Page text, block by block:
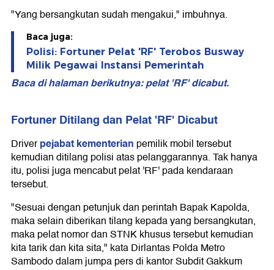
"Yang bersangkutan sudah mengakui," imbuhnya.
Baca juga:
Polisi: Fortuner Pelat 'RF' Terobos Busway
Milik Pegawai Instansi Pemerintah
Baca di halaman berikutnya: pelat 'RF' dicabut.
Fortuner Ditilang dan Pelat 'RF' Dicabut
Driverpejabat kementerian pemilik mobil tersebut
kemudian ditilang polisi atas pelanggarannya. Tak hanya
itu, polisi juga mencabut pelat 'RF' pada kendaraan
tersebut.
"Sesuai dengan petunjuk dan perintah Bapak Kapolda,
maka selain diberikan tilang kepada yang bersangkutan,
maka pelat nomor dan STNK khusus tersebut kemudian
kita tarik dan kita sita," kata Dirlantas Polda Metro
Sambodo dalam jumpa pers di kantor Subdit Gakkum